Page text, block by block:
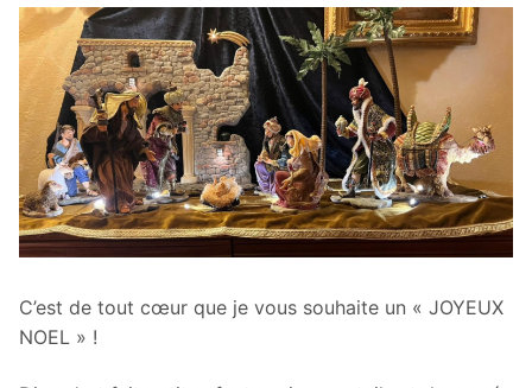
C’est de tout cœur que je vous souhaite un « JOYEUX
NOEL » !